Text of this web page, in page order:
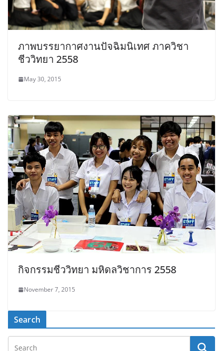
ภาพบรรยากาศงานปัจฉิมนิเทศ ภาควิชา
ชีววิทยา 2558
May 30, 2015
กิจกรรมชีววิทยา มหิดลวิชาการ 2558
November 7, 2015
Search